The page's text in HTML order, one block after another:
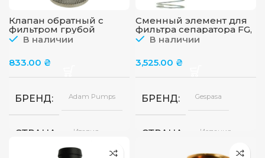
Клапан обратный с
фильтром грубой
очистки, 1” BSP, Adam
В наличии
833.00 ₴
БРЕНД Adam Pumps
СТРАНА Италия
Сменный элемент для
фильтра сепаратора FG,
5 микрон (Gespasa)
В наличии
3,525.00 ₴
БРЕНД Gespasa
СТРАНА Испания